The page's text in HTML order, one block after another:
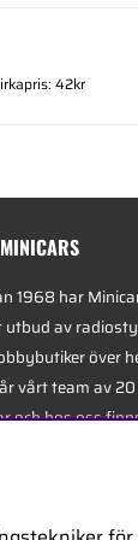
42kr
1968 har
utbud av
över
vårt team av
och hos oss